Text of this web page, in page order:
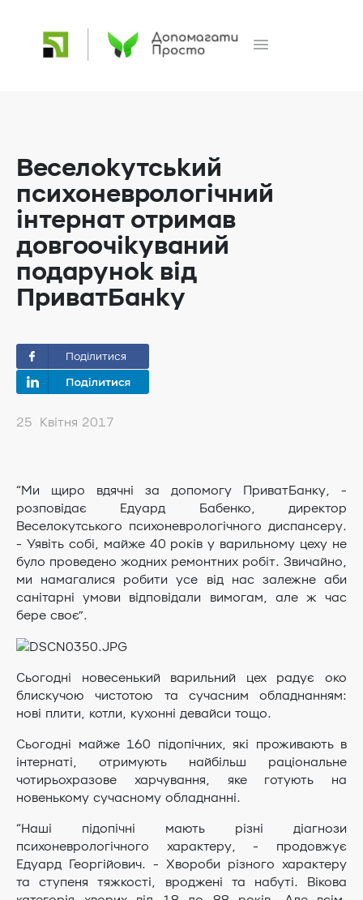
Веселокутський
психоневрологічний
інтернат отримав
довгоочікуваний
подарунок від
ПриватБанку
Поділитися
25 Квітня 2017
“Ми щиро вдячні за допомогу ПриватБанку, -
розповідає Едуард Бабенко, директор
Веселокутського психоневрологічного диспансеру.
- Уявіть собі, майже 40 років у варильному цеху не
було проведено жодних ремонтних робіт. Звичайно,
ми намагалися робити усе від нас залежне аби
санітарні умови відповідали вимогам, але ж час
бере своє”.
Сьогодні новесенький варильний цех радує око
блискучою чистотою та сучасним обладнанням:
нові плити, котли, кухонні девайси тощо.
Сьогодні майже 160 підопічних, які проживають в
інтернаті, отримують найбільш раціональне
чотирьохразове харчування, яке готують на
новенькому сучасному обладнанні.
“Наші підопічні мають різні діагнози
психоневрологічного характеру, - продовжує
Едуард Георгійович. - Хвороби різного характеру
та ступеня тяжкості, вроджені та набуті. Вікова